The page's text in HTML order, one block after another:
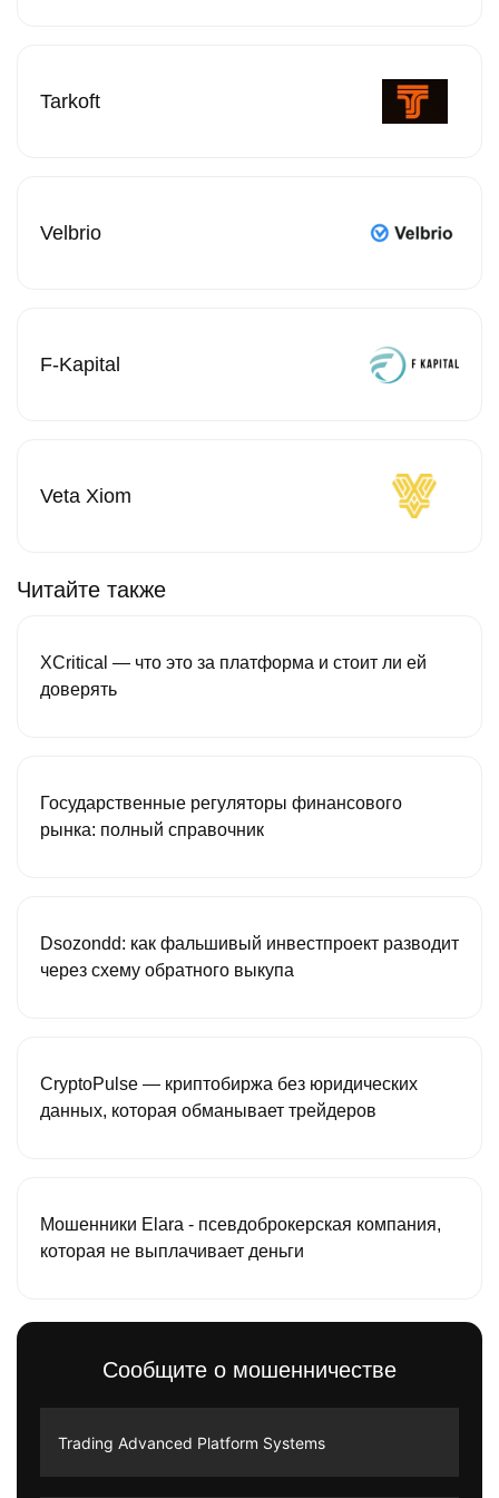
Tarkoft
Velbrio
F-Kapital
Veta Xiom
Читайте также
XCritical — что это за платформа и стоит ли ей
доверять
Государственные регуляторы финансового
рынка: полный справочник
Dsozondd: как фальшивый инвестпроект разводит
через схему обратного выкупа
CryptoPulse — криптобиржа без юридических
данных, которая обманывает трейдеров
Мошенники Elara - псевдоброкерская компания,
которая не выплачивает деньги
Сообщите о мошенничестве